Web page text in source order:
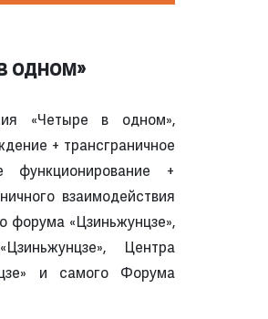
одном»
«Четыре в одном»,
+ трансграничное
функционирование +
взаимодействия
форума «Цзиньжунцзе»,
Центра
и самого Форума